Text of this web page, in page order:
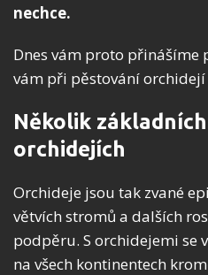
nechce.
Dnes vám proto přinášíme
vám při pěstování
Několik
orchidejích
Orchideje jsou tak zvané
větvích stromů a dalších
podpěru. S orchidejemi se
na všech kontinentech